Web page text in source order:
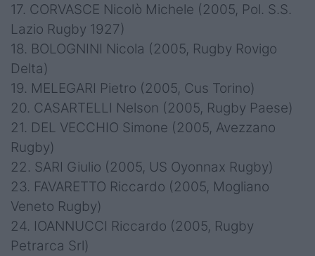
17. CORVASCE Nicolò Michele (2005, Pol. S.S.
Lazio Rugby 1927)
18. BOLOGNINI Nicola (2005, Rugby Rovigo
Delta)
19. MELEGARI Pietro (2005, Cus Torino)
20. CASARTELLI Nelson (2005, Rugby Paese)
21. DEL VECCHIO Simone (2005, Avezzano
Rugby)
22. SARI Giulio (2005, US Oyonnax Rugby)
23. FAVARETTO Riccardo (2005, Mogliano
Veneto Rugby)
24. IOANNUCCI Riccardo (2005, Rugby
Petrarca Srl)